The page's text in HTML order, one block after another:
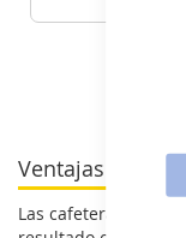
VER
Ventajas de las
Las cafeteras